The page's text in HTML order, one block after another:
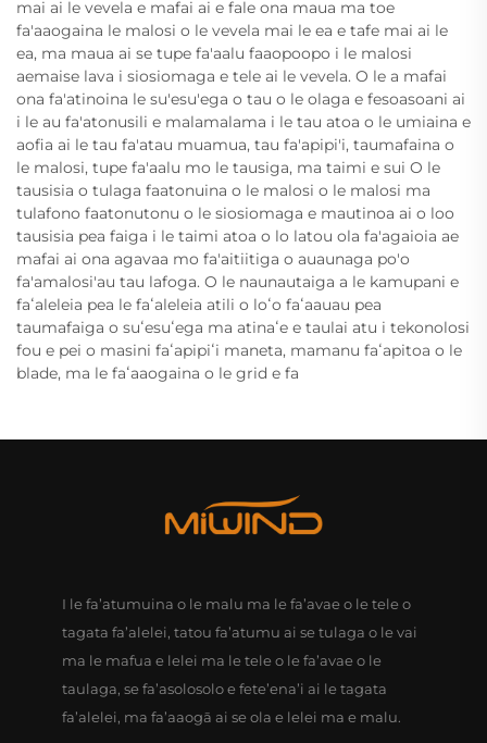
mai ai le vevela e mafai ai e fale ona maua ma toe
fa'aaogaina le malosi o le vevela mai le ea e tafe mai ai le
ea, ma maua ai se tupe fa'aalu faaopoopo i le malosi
aemaise lava i siosiomaga e tele ai le vevela. O le a mafai
ona fa'atinoina le su'esu'ega o tau o le olaga e fesoasoani ai
i le au fa'atonusili e malamalama i le tau atoa o le umiaina e
aofia ai le tau fa'atau muamua, tau fa'apipi'i, taumafaina o
le malosi, tupe fa'aalu mo le tausiga, ma taimi e sui O le
tausisia o tulaga faatonuina o le malosi o le malosi ma
tulafono faatonutonu o le siosiomaga e mautinoa ai o loo
tausisia pea faiga i le taimi atoa o lo latou ola fa'agaioia ae
mafai ai ona agavaa mo fa'aitiitiga o auaunaga po'o
fa'amalosi'au tau lafoga. O le naunautaiga a le kamupani e
faʻaleleia pea le faʻaleleia atili o loʻo faʻaauau pea
taumafaiga o suʻesuʻega ma atinaʻe e taulai atu i tekonolosi
fou e pei o masini faʻapipiʻi maneta, mamanu faʻapitoa o le
blade, ma le faʻaaogaina o le grid e fa
I le fa’atumuina o le malu ma le fa’avae o le tele o
tagata fa’alelei, tatou fa’atumu ai se tulaga o le vai
ma le mafua e lelei ma le tele o le fa’avae o le
taulaga, se fa’asolosolo e fete’ena’i ai le tagata
fa’alelei, ma fa’aaogā ai se ola e lelei ma e malu.